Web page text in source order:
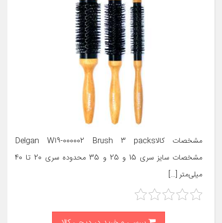
مشخصات کالاDelgan W19-000002 Brush 3 packs
مشخصات سایز سری 15 و 25 و 35 محدوده سری 20 تا 40
میلی‌متر […]